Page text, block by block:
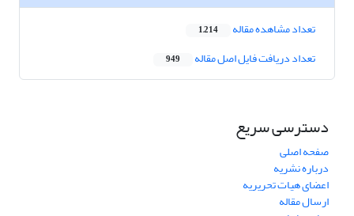
تعداد مشاهده مقاله 1,214
تعداد دریافت فایل اصل مقاله 949
دسترسی سریع
صفحه اصلی
درباره نشریه
اعضای هیات تحریریه
ارسال مقاله